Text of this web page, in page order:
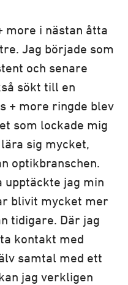
more i nästan åtta
Jag började som
och senare
sökt till en
+ more ringde blev
som lockade mig
sig mycket,
optikbranschen.
upptäckte jag min
blivit mycket mer
tidigare. Där jag
kontakt med
samtal med ett
jag verkligen